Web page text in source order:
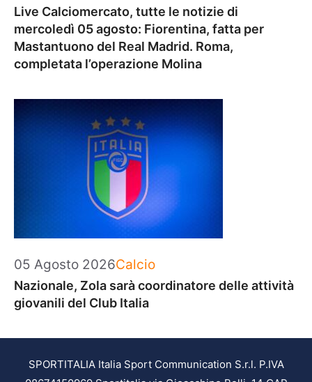
Live Calciomercato, tutte le notizie di
mercoledì 05 agosto: Fiorentina, fatta per
Mastantuono del Real Madrid. Roma,
completata l’operazione Molina
05 Agosto 2026Categorie
Calcio
Nazionale, Zola sarà coordinatore delle attività
giovanili del Club Italia
SPORTITALIA Italia Sport Communication S.r.l. P.IVA